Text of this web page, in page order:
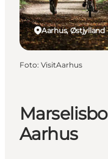
Aarhus
Aarhus, Østjylland
Foto: VisitAarhus